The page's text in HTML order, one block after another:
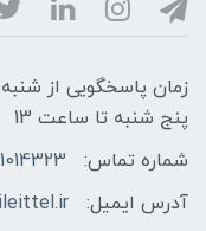
پنج شنبه تا ساعت 13
شماره تماس:
آدرس ایمیل: